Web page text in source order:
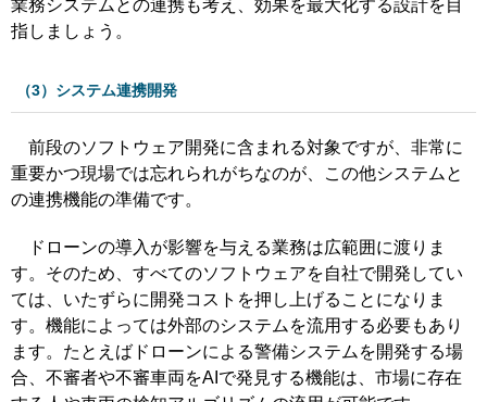
業務システムとの連携も考え、効果を最大化する設計を目
指しましょう。
（3）システム連携開発
前段のソフトウェア開発に含まれる対象ですが、非常に
重要かつ現場では忘れられがちなのが、この他システムと
の連携機能の準備です。
ドローンの導入が影響を与える業務は広範囲に渡りま
す。そのため、すべてのソフトウェアを自社で開発してい
ては、いたずらに開発コストを押し上げることになりま
す。機能によっては外部のシステムを流用する必要もあり
ます。たとえばドローンによる警備システムを開発する場
合、不審者や不審車両をAIで発見する機能は、市場に存在